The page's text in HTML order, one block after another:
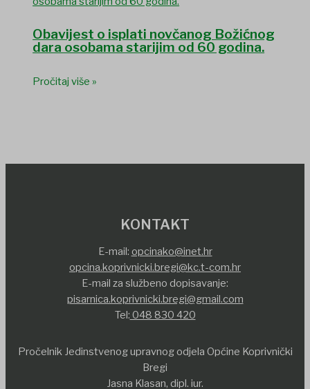
Obavijest o isplati novčanog Božićnog
dara osobama starijim od 60 godina.
Pročitaj više »
KONTAKT
E-mail: opcinako@inet.hr
opcina.koprivnicki.bregi@kc.t-com.hr
E-mail za službeno dopisavanje:
pisarnica.koprivnicki.bregi@gmail.com
Tel: 048 830 420
Pročelnik Jedinstvenog upravnog odjela Općine Koprivnički
Bregi
Jasna Klasan, dipl. iur.